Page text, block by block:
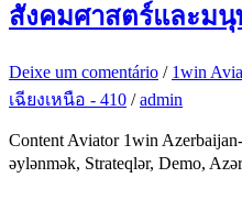
สังคมศาสตร์และมนุ
Deixe um comentário / 1win
เฉียงเหนือ - 410 /admin
Content Aviator 1win
əylənmək, Strateqlər, Demo,